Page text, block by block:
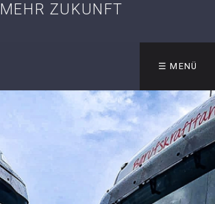
MEHR ZUKUNFT
☰ MENÜ